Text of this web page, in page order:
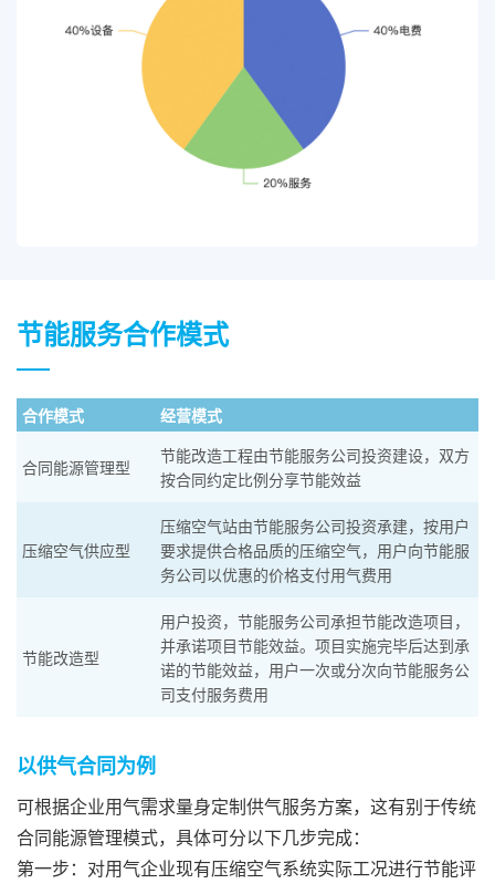
节能服务合作模式
合作模式 经营模式
合同能源管理型
节能改造工程由节能服务公司投资建设，双方
按合同约定比例分享节能效益
压缩空气供应型
压缩空气站由节能服务公司投资承建，按用户
要求提供合格品质的压缩空气，用户向节能服
务公司以优惠的价格支付用气费用
节能改造型
用户投资，节能服务公司承担节能改造项目，
并承诺项目节能效益。项目实施完毕后达到承
诺的节能效益，用户一次或分次向节能服务公
司支付服务费用
以供气合同为例
可根据企业用气需求量身定制供气服务方案，这有别于传统
合同能源管理模式，具体可分以下几步完成：
第一步：对用气企业现有压缩空气系统实际工况进行节能评